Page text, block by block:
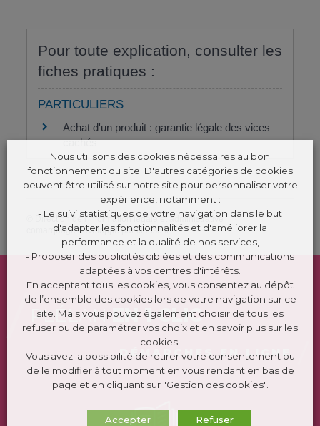
Pour toute explication, consulter les
fiches pratiques :
PARTICULIERS
Achat d'un produit : garantie légale des vices
cachés
Direction de l'information légale et administrative
comarquage developpé parkienso.fr
PLÉLANEN 1 CLIC
DÉMARCHES EN LIGNE
Nous utilisons des cookies nécessaires au bon
fonctionnement du site. D'autres catégories de cookies
peuvent être utilisé sur notre site pour personnaliser votre
expérience, notamment :
- Le suivi statistiques de votre navigation dans le but
d'adapter les fonctionnalités et d'améliorer la
performance et la qualité de nos services,
- Proposer des publicités ciblées et des communications
adaptées à vos centres d'intérêts.
En acceptant tous les cookies, vous consentez au dépôt
de l’ensemble des cookies lors de votre navigation sur ce
site. Mais vous pouvez également choisir de tous les
refuser ou de paramétrer vos choix et en savoir plus sur les
cookies.
Vous avez la possibilité de retirer votre consentement ou
de le modifier à tout moment en vous rendant en bas de
page et en cliquant sur "Gestion des cookies".
Accepter Refuser